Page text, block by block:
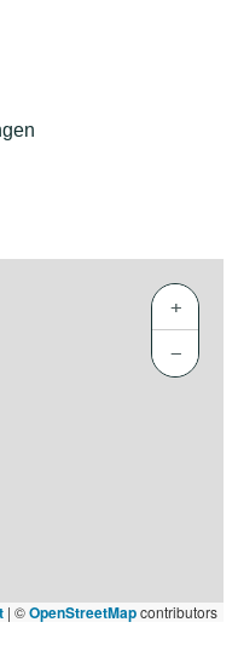
+
−
| ©OpenStreetMapcontributors